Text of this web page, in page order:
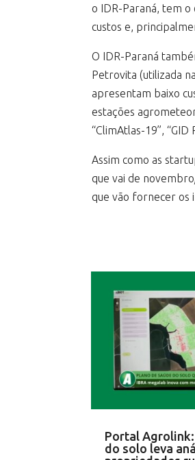
o IDR-Paraná, tem
custos e,
O IDR-Paraná
Petrovita (utilizada
apresentam baixo
estações
“ClimAtlas-19”, “GID
Assim como as
que vai de
que vão fornecer os
Portal
do solo leva